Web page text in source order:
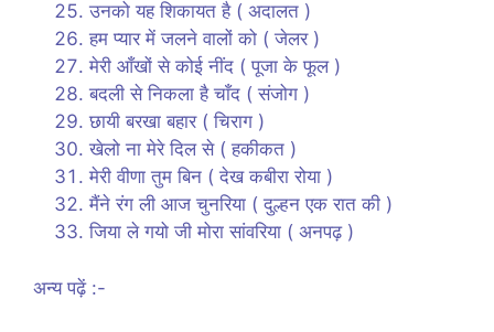
उनको यह शिकायत है ( अदालत )
हम प्यार में जलने वालों को ( जेलर )
मेरी आँखों से कोई नींद ( पूजा के फूल )
बदली से निकला है चाँद ( संजोग )
छायी बरखा बहार ( चिराग )
खेलो ना मेरे दिल से ( हकीकत )
मेरी वीणा तुम बिन ( देख कबीरा रोया )
मैंने रंग ली आज चुनरिया ( दुल्हन एक रात की )
जिया ले गयो जी मोरा सांवरिया ( अनपढ़ )
अन्य पढ़ें :-